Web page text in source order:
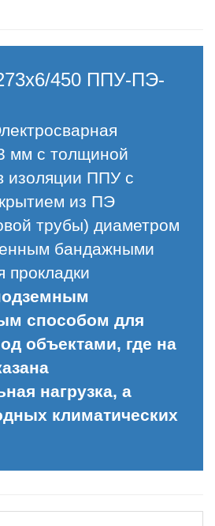
450 ППУ-ПЭ-
мм с толщиной
изоляции ППУ с
из ПЭ
трубы) диаметром
бандажными
прокладки
способом для
объектами, где на
нагрузка, а
климатических